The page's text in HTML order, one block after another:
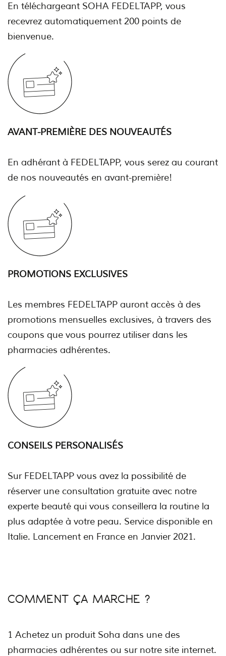
En téléchargeant SOHA FEDELTAPP, vous
recevrez automatiquement 200 points de
bienvenue.
AVANT-PREMIÈRE DES NOUVEAUTÉS
En adhérant à FEDELTAPP, vous serez au courant
de nos nouveautés en avant-première!
PROMOTIONS EXCLUSIVES
Les membres FEDELTAPP auront accès à des
promotions mensuelles exclusives, à travers des
coupons que vous pourrez utiliser dans les
pharmacies adhérentes.
CONSEILS PERSONALISÉS
Sur FEDELTAPP vous avez la possibilité de
réserver une consultation gratuite avec notre
experte beauté qui vous conseillera la routine la
plus adaptée à votre peau. Service disponible en
Italie. Lancement en France en Janvier 2021.
COMMENT ÇA MARCHE ?
1 Achetez un produit Soha dans une des
pharmacies adhérentes ou sur notre site internet.